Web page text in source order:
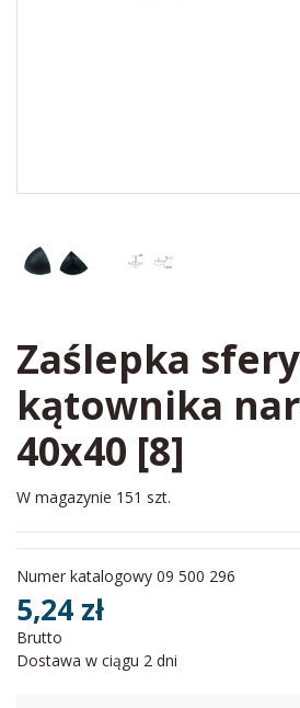
Zaślepka
kątownika
40x40 [8]
W magazynie 151 szt.
Numer katalogowy 09 500 296
5,24 zł
Brutto
Dostawa w ciągu 2 dni